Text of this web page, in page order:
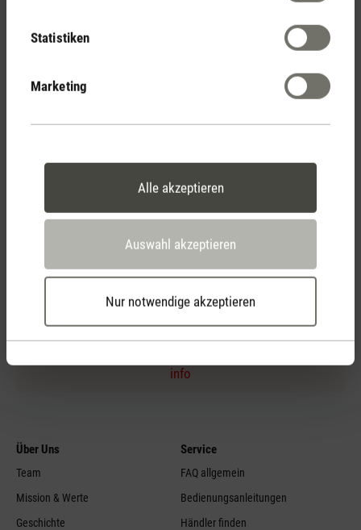
Statistiken
Marketing
Alle akzeptieren
Auswahl akzeptieren
Nur notwendige akzeptieren
2 Jahre Garantie mit
eigenem Servicecenter
per Telefon
info
Über Uns
Team
Mission & Werte
Geschichte
Service
FAQ allgemein
Bedienungsanleitungen
Händler finden